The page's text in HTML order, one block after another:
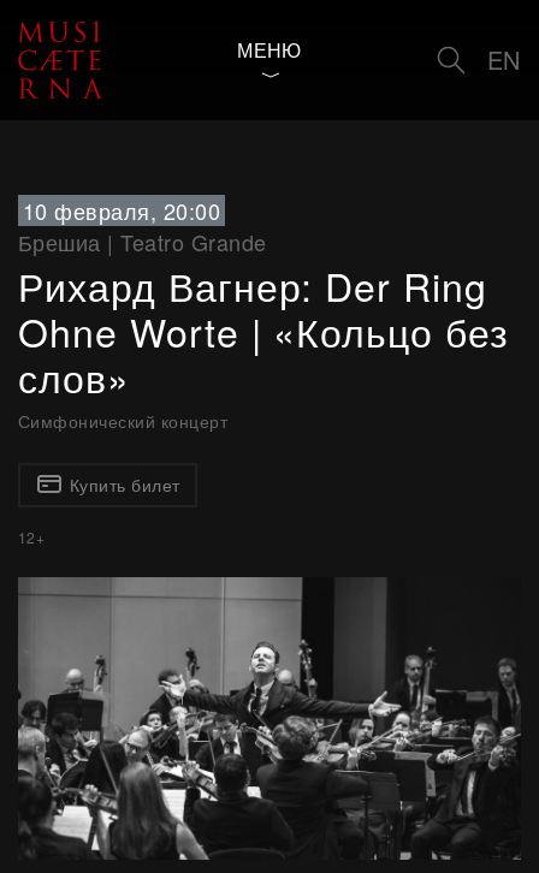
МЕНЮ EN
10 февраля, 20:00
Брешиа |Teatro Grande
Рихард Вагнер: Der Ring
Ohne Worte | «Кольцо без
слов»
Симфонический концерт
Купить билет
12+